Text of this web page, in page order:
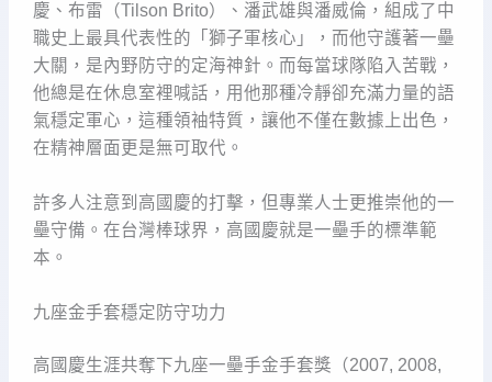
慶、布雷（Tilson Brito）、潘武雄與潘威倫，組成了中
職史上最具代表性的「獅子軍核心」，而他守護著一壘
大關，是內野防守的定海神針。而每當球隊陷入苦戰，
他總是在休息室裡喊話，用他那種冷靜卻充滿力量的語
氣穩定軍心，這種領袖特質，讓他不僅在數據上出色，
在精神層面更是無可取代。
許多人注意到高國慶的打擊，但專業人士更推崇他的一
壘守備。在台灣棒球界，高國慶就是一壘手的標準範
本。
九座金手套穩定防守功力
高國慶生涯共奪下九座一壘手金手套獎（2007, 2008,